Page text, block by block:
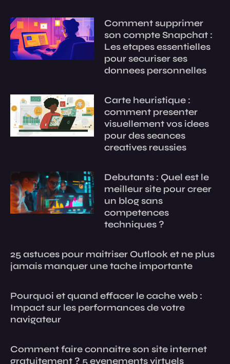
Comment supprimer
son compte Snapchat :
Les etapes essentielles
pour securiser ses
donnees personnelles
Carte heuristique :
comment presenter
visuellement vos idees
pour des seances
creatives reussies
Debutants : Quel est le
meilleur site pour creer
un blog sans
competences
techniques ?
25 astuces pour maitriser Outlook et ne plus
jamais manquer une tache importante
Pourquoi et quand effacer le cache web :
Impact sur les performances de votre
navigateur
Comment faire connaitre son site internet
gratuitement ? 5 evenements virtuels